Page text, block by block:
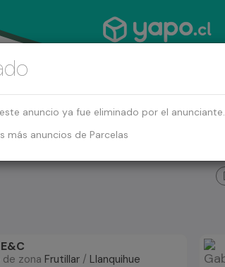
zona Frutillar/ Llanquihue
anuncio ya fue eliminado por el anunciante.
más anuncios de Parcelas